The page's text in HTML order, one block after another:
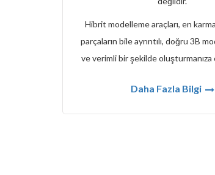
Hibrit modelleme araçları, en
parçaların bile ayrıntılı, doğru 3B
ve verimli bir şekilde oluşturmanıza
Daha Fazla Bilgi